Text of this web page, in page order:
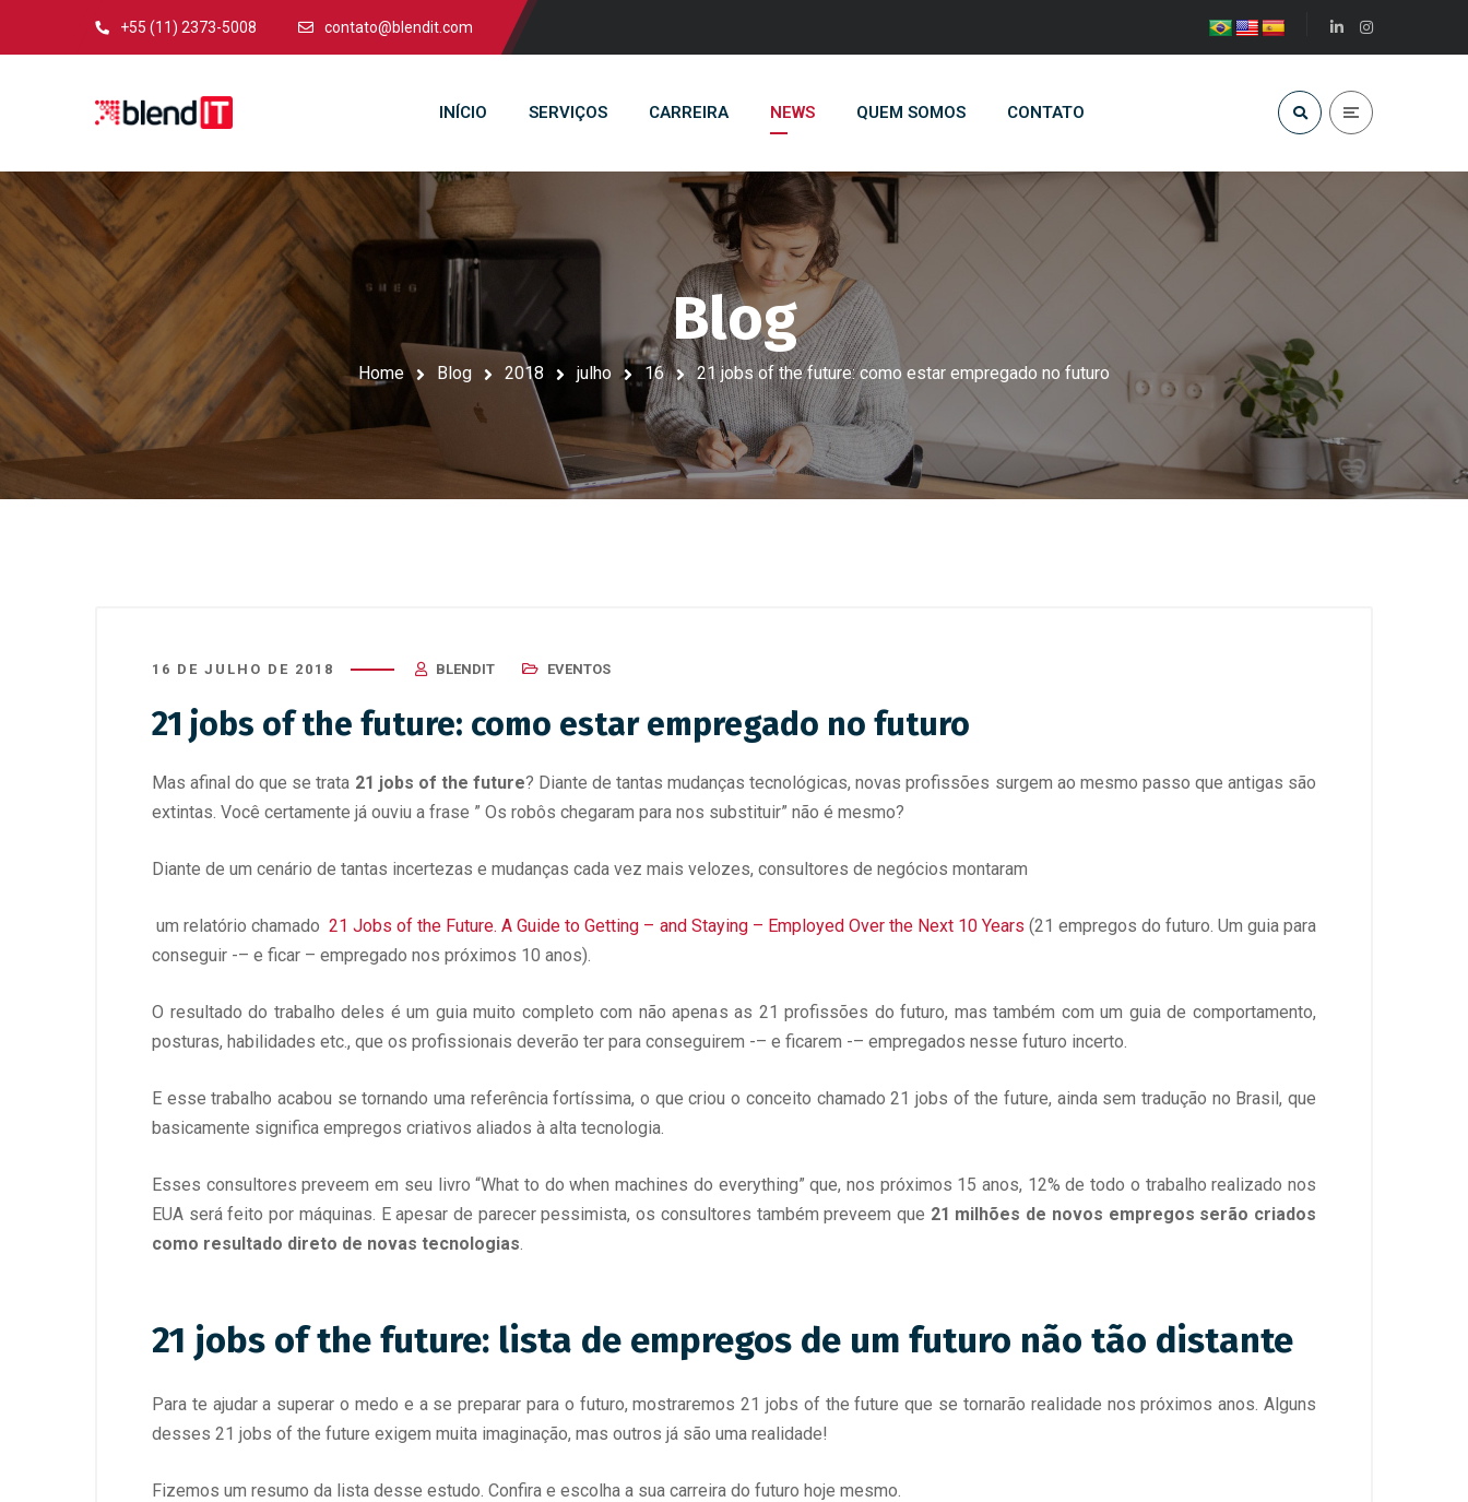
+55 (11) 2373-5008 contato@blendit.com
INÍCIO SERVIÇOS CARREIRA NEWS QUEM SOMOS CONTATO
Blog
Home Blog 2018 julho 16 21 jobs of the future: como estar empregado no futuro
16 DE JULHO DE 2018 BLENDIT EVENTOS
21 jobs of the future: como estar empregado no futuro
Mas afinal do que se trata 21 jobs of the future? Diante de tantas mudanças tecnológicas, novas profissões surgem ao mesmo passo que antigas são
extintas. Você certamente já ouviu a frase ” Os robôs chegaram para nos substituir” não é mesmo?
Diante de um cenário de tantas incertezas e mudanças cada vez mais velozes, consultores de negócios montaram
um relatório chamado21 Jobs of the Future. A Guide to Getting – and Staying – Employed Over the Next 10 Years (21 empregos do futuro. Um guia para
conseguir -– e ficar – empregado nos próximos 10 anos).
O resultado do trabalho deles é um guia muito completo com não apenas as 21 profissões do futuro, mas também com um guia de comportamento,
posturas, habilidades etc., que os profissionais deverão ter para conseguirem -– e ficarem -– empregados nesse futuro incerto.
E esse trabalho acabou se tornando uma referência fortíssima, o que criou o conceito chamado 21 jobs of the future, ainda sem tradução no Brasil, que
basicamente significa empregos criativos aliados à alta tecnologia.
Esses consultores preveem em seu livro “What to do when machines do everything” que, nos próximos 15 anos, 12% de todo o trabalho realizado nos
EUA será feito por máquinas. E apesar de parecer pessimista, os consultores também preveem que 21 milhões de novos empregos serão criados
como resultado direto de novas tecnologias.
21 jobs of the future: lista de empregos de um futuro não tão distante
Para te ajudar a superar o medo e a se preparar para o futuro, mostraremos 21 jobs of the future que se tornarão realidade nos próximos anos. Alguns
desses 21 jobs of the future exigem muita imaginação, mas outros já são uma realidade!
Fizemos um resumo da lista desse estudo. Confira e escolha a sua carreira do futuro hoje mesmo.